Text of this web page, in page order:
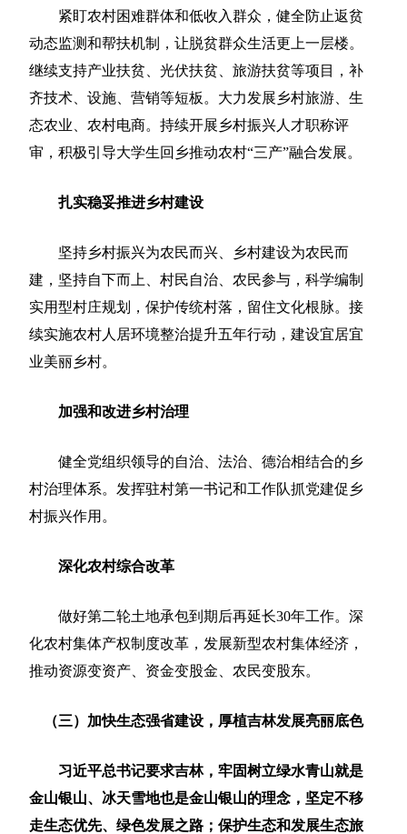
紧盯农村困难群体和低收入群众，健全防止返贫
动态监测和帮扶机制，让脱贫群众生活更上一层楼。
继续支持产业扶贫、光伏扶贫、旅游扶贫等项目，补
齐技术、设施、营销等短板。大力发展乡村旅游、生
态农业、农村电商。持续开展乡村振兴人才职称评
审，积极引导大学生回乡推动农村“三产”融合发展。
扎实稳妥推进乡村建设
坚持乡村振兴为农民而兴、乡村建设为农民而
建，坚持自下而上、村民自治、农民参与，科学编制
实用型村庄规划，保护传统村落，留住文化根脉。接
续实施农村人居环境整治提升五年行动，建设宜居宜
业美丽乡村。
加强和改进乡村治理
健全党组织领导的自治、法治、德治相结合的乡
村治理体系。发挥驻村第一书记和工作队抓党建促乡
村振兴作用。
深化农村综合改革
做好第二轮土地承包到期后再延长30年工作。深
化农村集体产权制度改革，发展新型农村集体经济，
推动资源变资产、资金变股金、农民变股东。
（三）加快生态强省建设，厚植吉林发展亮丽底色
习近平总书记要求吉林，牢固树立绿水青山就是
金山银山、冰天雪地也是金山银山的理念，坚定不移
走生态优先、绿色发展之路；保护生态和发展生态旅